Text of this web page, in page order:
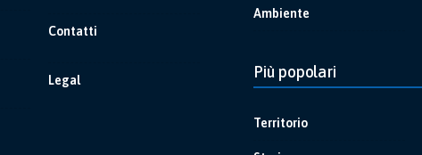
Contatti
Legal
Ambiente
Più popolari
Territorio